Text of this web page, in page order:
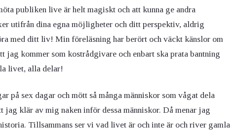
publiken live är helt magiskt och att kunna ge andra
utifrån dina egna möjligheter och ditt perspektiv, aldrig
med ditt liv! Min föreläsning har berört och väckt känslor om
jag kommer som kostrådgivare och enbart ska prata bantning
livet, alla delar!
på sex dagar och mött så många människor som vågat dela
jag klär av mig naken inför dessa människor. Då menar jag
Tillsammans ser vi vad livet är och inte är och river gamla